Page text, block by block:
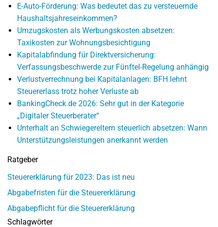
E-Auto-Förderung: Was bedeutet das zu versteuernde
Haushaltsjahreseinkommen?
Umzugskosten als Werbungskosten absetzen:
Taxikosten zur Wohnungsbesichtigung
Kapitalabfindung für Direktversicherung:
Verfassungsbeschwerde zur Fünftel-Regelung anhängig
Verlustverrechnung bei Kapitalanlagen: BFH lehnt
Steuererlass trotz hoher Verluste ab
BankingCheck.de 2026: Sehr gut in der Kategorie
„Digitaler Steuerberater“
Unterhalt an Schwiegereltern steuerlich absetzen: Wann
Unterstützungsleistungen anerkannt werden
Ratgeber
Steuererklärung für 2023: Das ist neu
Abgabefristen für die Steuererklärung
Abgabepflicht für die Steuererklärung
Schlagwörter